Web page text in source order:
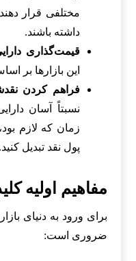
مختلفی قرار
داشته باشند.
قیمت‌گذاری
این بازارها بر
فراهم کردن
نسبتاً آسان
زمان که لازم
پول نقد تبدیل کنید.
مفاهیم اولیه
برای ورود به دنیای
ضروری است: